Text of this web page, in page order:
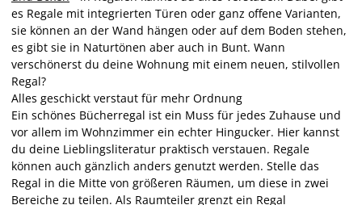
es Regale mit integrierten Türen oder ganz offene Varianten,
sie können an der Wand hängen oder auf dem Boden stehen,
es gibt sie in Naturtönen aber auch in Bunt. Wann
verschönerst du deine Wohnung mit einem neuen, stilvollen
Regal?
Alles geschickt verstaut für mehr Ordnung
Ein schönes Bücherregal ist ein Muss für jedes Zuhause und
vor allem im Wohnzimmer ein echter Hingucker. Hier kannst
du deine Lieblingsliteratur praktisch verstauen. Regale
können auch gänzlich anders genutzt werden. Stelle das
Regal in die Mitte von größeren Räumen, um diese in zwei
Bereiche zu teilen. Als Raumteiler grenzt ein Regal